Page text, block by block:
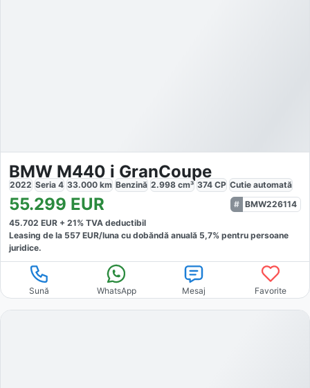
BMW M440 i GranCoupe
2022 Seria 4 33.000 km Benzină 2.998 cm³ 374 CP Cutie automată
55.299 EUR
BMW226114
45.702 EUR + 21% TVA deductibil
Leasing de la 557 EUR/luna cu dobăndă anuală 5,7% pentru persoane
juridice.
Sună WhatsApp Mesaj Favorite